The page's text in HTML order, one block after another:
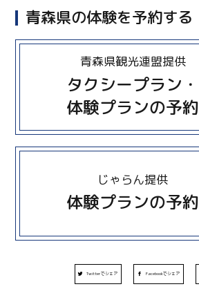
青森県の体験を予約する
タクシープラン・
体験プランの予約
青森県観光連盟提供
more
体験プランの予約
じゃらん提供
more
Twitterでシェア Facebookでシェア